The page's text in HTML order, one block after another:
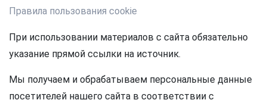
Правила пользования cookie
При использовании материалов с сайта обязательно
указание прямой ссылки на источник.
Мы получаем и обрабатываем персональные данные
посетителей нашего сайта в соответствии с